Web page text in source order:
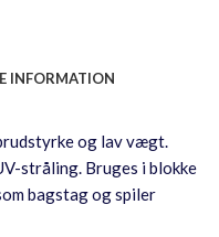
INFORMATION
og lav vægt.
stråling. Bruges i blokke
bagstag og spiler